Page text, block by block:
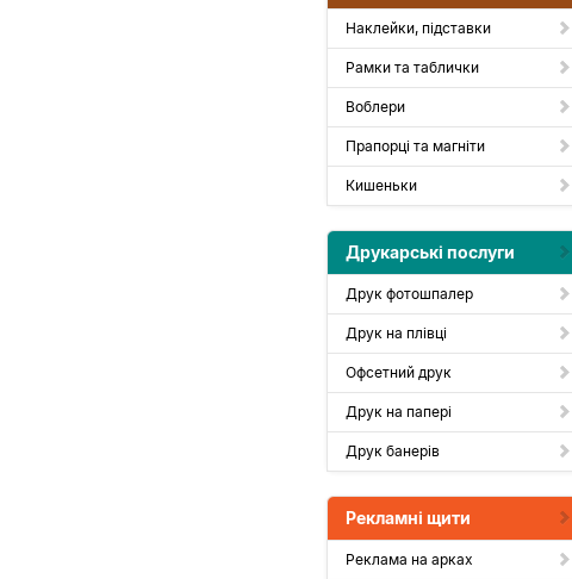
Наклейки, підставки
Рамки та таблички
Воблери
Прапорці та магніти
Кишеньки
Друкарські послуги
Друк фотошпалер
Друк на плівці
Офсетний друк
Друк на папері
Друк банерів
Рекламні щити
Реклама на арках